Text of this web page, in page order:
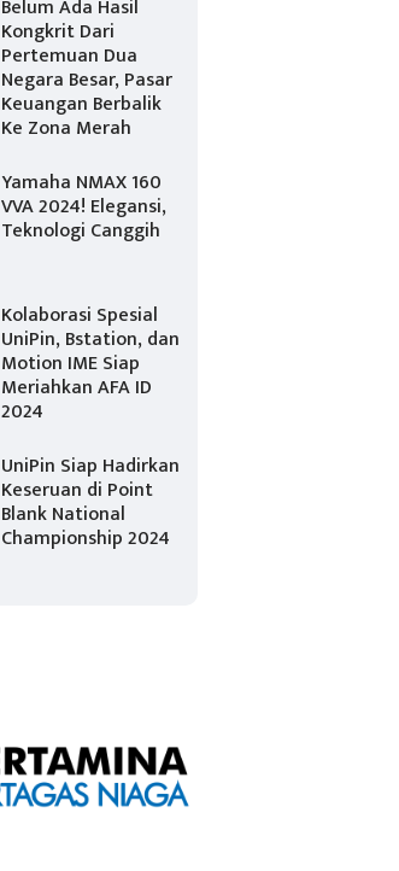
Belum Ada Hasil
Kongkrit Dari
Pertemuan Dua
Negara Besar, Pasar
Keuangan Berbalik
Ke Zona Merah
Yamaha NMAX 160
VVA 2024! Elegansi,
Teknologi Canggih
Kolaborasi Spesial
UniPin, Bstation, dan
Motion IME Siap
Meriahkan AFA ID
2024
UniPin Siap Hadirkan
Keseruan di Point
Blank National
Championship 2024